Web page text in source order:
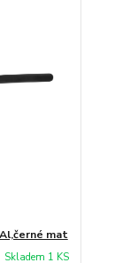
mat
Skladem 1 KS